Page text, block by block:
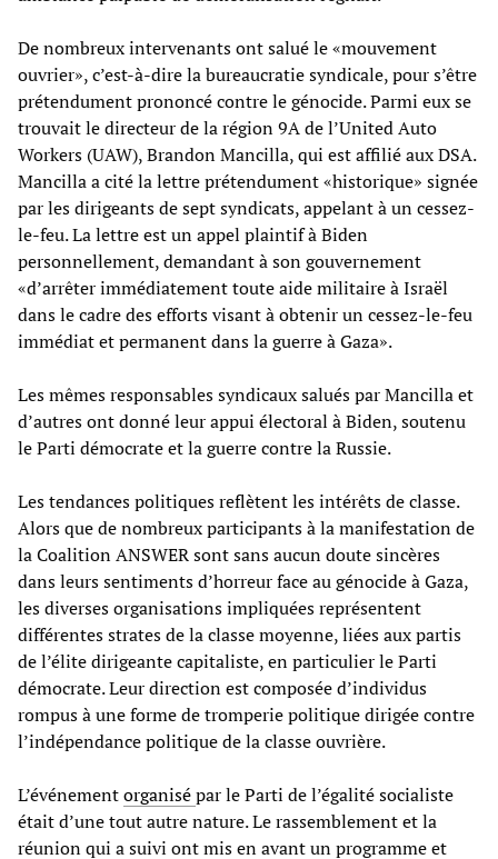
De nombreux intervenants ont salué le «mouvement
ouvrier», c’est-à-dire la bureaucratie syndicale, pour s’être
prétendument prononcé contre le génocide. Parmi eux se
trouvait le directeur de la région 9A de l’United Auto
Workers (UAW), Brandon Mancilla, qui est affilié aux DSA.
Mancilla a cité la lettre prétendument «historique» signée
par les dirigeants de sept syndicats, appelant à un cessez-
le-feu. La lettre est un appel plaintif à Biden
personnellement, demandant à son gouvernement
«d’arrêter immédiatement toute aide militaire à Israël
dans le cadre des efforts visant à obtenir un cessez-le-feu
immédiat et permanent dans la guerre à Gaza».
Les mêmes responsables syndicaux salués par Mancilla et
d’autres ont donné leur appui électoral à Biden, soutenu
le Parti démocrate et la guerre contre la Russie.
Les tendances politiques reflètent les intérêts de classe.
Alors que de nombreux participants à la manifestation de
la Coalition ANSWER sont sans aucun doute sincères
dans leurs sentiments d’horreur face au génocide à Gaza,
les diverses organisations impliquées représentent
différentes strates de la classe moyenne, liées aux partis
de l’élite dirigeante capitaliste, en particulier le Parti
démocrate. Leur direction est composée d’individus
rompus à une forme de tromperie politique dirigée contre
l’indépendance politique de la classe ouvrière.
L’événementorganisépar le Parti de l’égalité socialiste
était d’une tout autre nature. Le rassemblement et la
réunion qui a suivi ont mis en avant un programme et